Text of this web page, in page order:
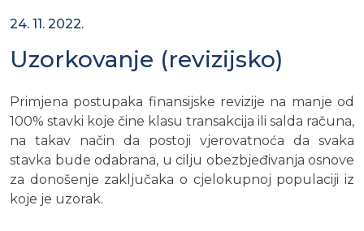
24. 11. 2022.
Uzorkovanje (revizijsko)
Primjena postupaka finansijske revizije na manje od
100% stavki koje čine klasu transakcija ili salda računa,
na takav način da postoji vjerovatnoća da svaka
stavka bude odabrana, u cilju obezbjeđivanja osnove
za donošenje zaključaka o cjelokupnoj populaciji iz
koje je uzorak.